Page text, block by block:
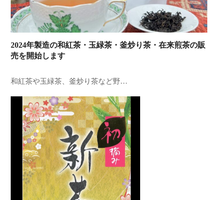
2024年製造の和紅茶・玉緑茶・釜炒り茶・在来煎茶の販
売を開始します
和紅茶や玉緑茶、釜炒り茶など野…